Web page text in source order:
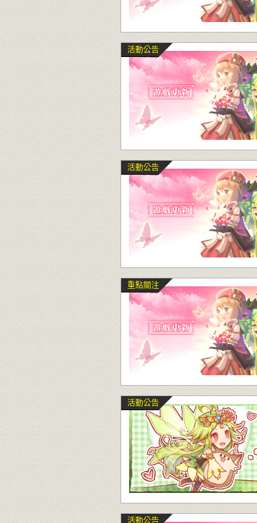
活動公告
活動公告
重點關注
活動公告
活動公告